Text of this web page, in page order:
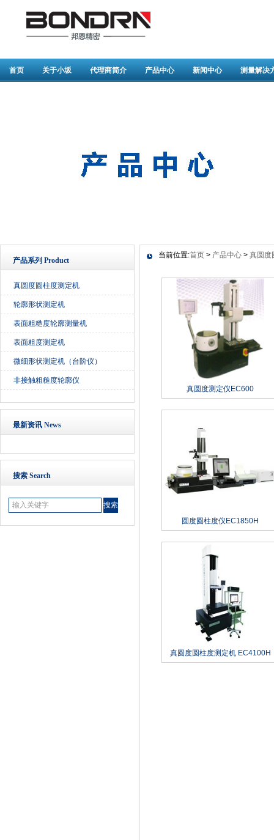
首页 关于小坂 代理商简介 产品中心 新闻中心 测量解决
产品系列 Product
真圆度圆柱度测定机
轮廓形状测定机
表面粗糙度轮廓测量机
表面粗度测定机
微细形状测定机（台阶仪）
非接触粗糙度轮廓仪
最新资讯 News
搜索 Search
当前位置:首页 > 产品中心 > 真圆度
真圆度测定仪EC600
圆度圆柱度仪EC1850H
真圆度圆柱度测定机 EC4100H